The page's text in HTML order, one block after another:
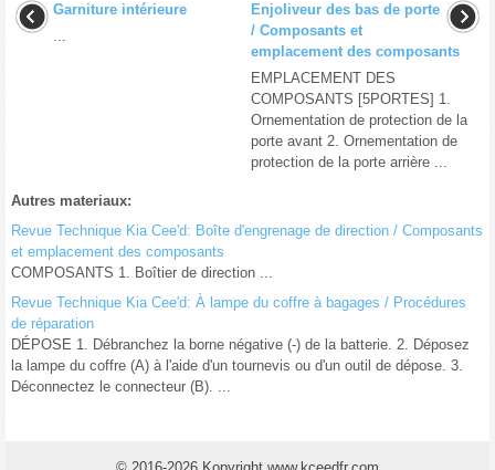
Garniture intérieure
...
Enjoliveur des bas de porte
/ Composants et
emplacement des composants
EMPLACEMENT DES
COMPOSANTS [5PORTES] 1.
Ornementation de protection de la
porte avant 2. Ornementation de
protection de la porte arrière ...
Autres materiaux:
Revue Technique Kia Cee'd: Boîte d'engrenage de direction / Composants
et emplacement des composants
COMPOSANTS 1. Boîtier de direction ...
Revue Technique Kia Cee'd: À lampe du coffre à bagages / Procédures
de réparation
DÉPOSE 1. Débranchez la borne négative (-) de la batterie. 2. Déposez
la lampe du coffre (A) à l'aide d'un tournevis ou d'un outil de dépose. 3.
Déconnectez le connecteur (B). ...